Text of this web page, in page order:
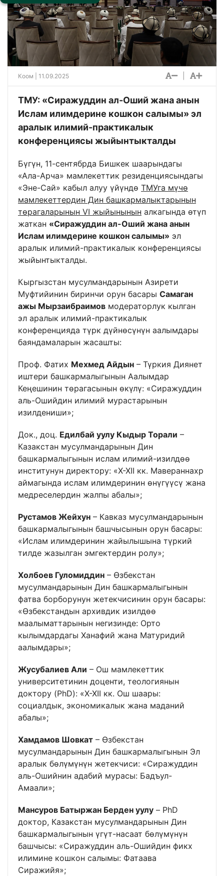
Коом | 11.09.2025
ТМУ: «Сиражуддин ал-Оший жана анын
Ислам илимдерине кошкон салымы» эл
аралык илимий-практикалык
конференциясы жыйынтыкталды
Бүгүн, 11-сентябрда Бишкек шаарындагы
«Ала-Арча» мамлекеттик резиденциясындагы
«Эне-Сай» кабыл алуу үйүндө ТМУга мүчө
мамлекеттердин Дин башкармалыктарынын
төрагаларынын VI жыйынынын алкагында өтүп
жаткан «Сиражуддин ал-Оший жана анын
Ислам илимдерине кошкон салымы» эл
аралык илимий-практикалык конференциясы
жыйынтыкталды.
Кыргызстан мусулмандарынын Азирети
Муфтийинин биринчи орун басары Самаган
ажы Мырзаибраимов модераторлук кылган
эл аралык илимий-практикалык
конференцияда түрк дүйнөсүнүн аалымдары
баяндамаларын жасашты:
Проф. Фатих Мехмед Айдын – Түркия Диянет
иштери башкармалыгынын Аалымдар
Кеңешинин төрагасынын өкүлү: «Сиражуддин
аль-Ошийдин илимий мурастарынын
изилдениши»;
Док., доц. Едилбай уулу Кыдыр Торали –
Казакстан мусулмандарынын Дин
башкармалыгынын ислам илимий-изилдөө
институнун директору: «X-XII кк. Мавераннахр
аймагында ислам илимдеринин өнүгүүсү жана
медреселердин жалпы абалы»;
Рустамов Жейхун – Кавказ мусулмандарынын
башкармалыгынын башчысынын орун басары:
«Ислам илимдеринин жайылышына түркий
тилде жазылган эмгектердин ролу»;
Холбоев Гуломиддин – Өзбекстан
мусулмандарынын Дин башкармалыгынын
фатва борборунун жетекчисинин орун басары:
«Өзбекстандын архивдик изилдөө
маалыматтарынын негизинде: Орто
кылымдардагы Ханафий жана Матуридий
аалымдары»;
Жусубалиев Али – Ош мамлекеттик
университетинин доценти, теологиянын
доктору (PhD): «X-XII кк. Ош шаары:
социалдык, экономикалык жана маданий
абалы»;
Хамдамов Шовкат – Өзбекстан
мусулмандарынын Дин башкармалыгынын Эл
аралык бөлүмүнүн жетекчиси: «Сиражуддин
аль-Ошийнин адабий мурасы: Бадъул-
Амаали»;
Мансуров Батыржан Берден уулу – PhD
доктор, Казакстан мусулмандарынын Дин
башкармалыгынын үгүт-насаат бөлүмүнүн
башчысы: «Сиражуддин аль-Ошийдин фикх
илимине кошкон салымы: Фатаава
Сиражийя»;